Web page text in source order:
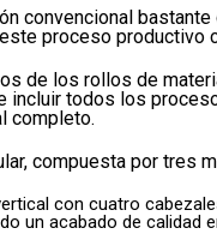
convencional
proceso productivo
de los rollos de
incluir todos los
completo.
compuesta por tres
con cuatro
un acabado de calidad